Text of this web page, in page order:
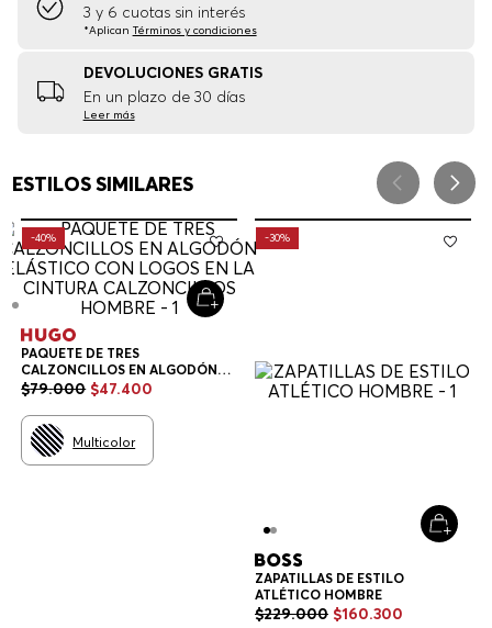
3 y 6 cuotas sin interés
*Aplican Términos y condiciones
DEVOLUCIONES GRATIS
En un plazo de 30 días
Leer más
ESTILOS SIMILARES
-40%
PAQUETE DE TRES
CALZONCILLOS EN ALGODÓN
ELÁSTICO CON LOGOS EN LA
HOMBRE
$79.000 $47.400
Multicolor
-30%
ZAPATILLAS DE ESTILO
ATLÉTICO HOMBRE
$229.000 $160.300